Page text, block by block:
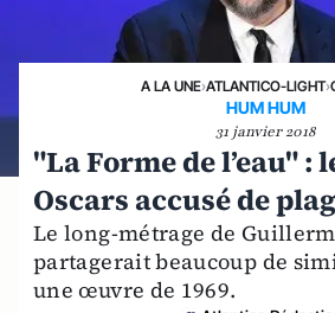
A LA UNE›ATLANTICO-LIGHT›
HUM HUM
31 janvier 2018
"La Forme de l’eau" :
Oscars accusé de
Le long-métrage de
partagerait beaucoup de
une œuvre de 1969.